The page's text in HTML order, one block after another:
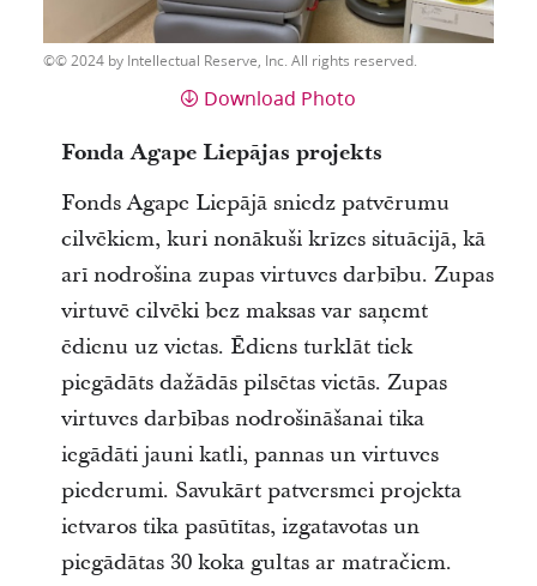
© 2024 by Intellectual Reserve, Inc. All rights reserved.
Download Photo
Fonda Agape Liepājas projekts
Fonds Agape Liepājā sniedz patvērumu
cilvēkiem, kuri nonākuši krīzes situācijā, kā
arī nodrošina zupas virtuves darbību. Zupas
virtuvē cilvēki bez maksas var saņemt
ēdienu uz vietas. Ēdiens turklāt tiek
piegādāts dažādās pilsētas vietās. Zupas
virtuves darbības nodrošināšanai tika
iegādāti jauni katli, pannas un virtuves
piederumi. Savukārt patversmei projekta
ietvaros tika pasūtītas, izgatavotas un
piegādātas 30 koka gultas ar matračiem.